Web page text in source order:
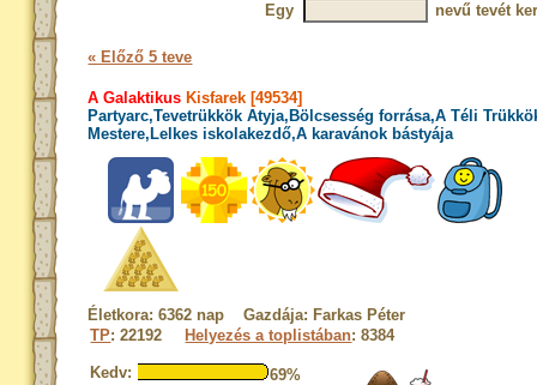
Egy
nevű tevét
« Előző 5 teve
A Galaktikus Kisfarek [49534]
Partyarc,Tevetrükkök Atyja,Bölcsesség forrása,A Téli
Mestere,Lelkes iskolakezdő,A karavánok bástyája
Életkora: 6362 nap Gazdája: Farkas Péter
TP: 22192 Helyezés a toplistában: 8384
Kedv:
69%